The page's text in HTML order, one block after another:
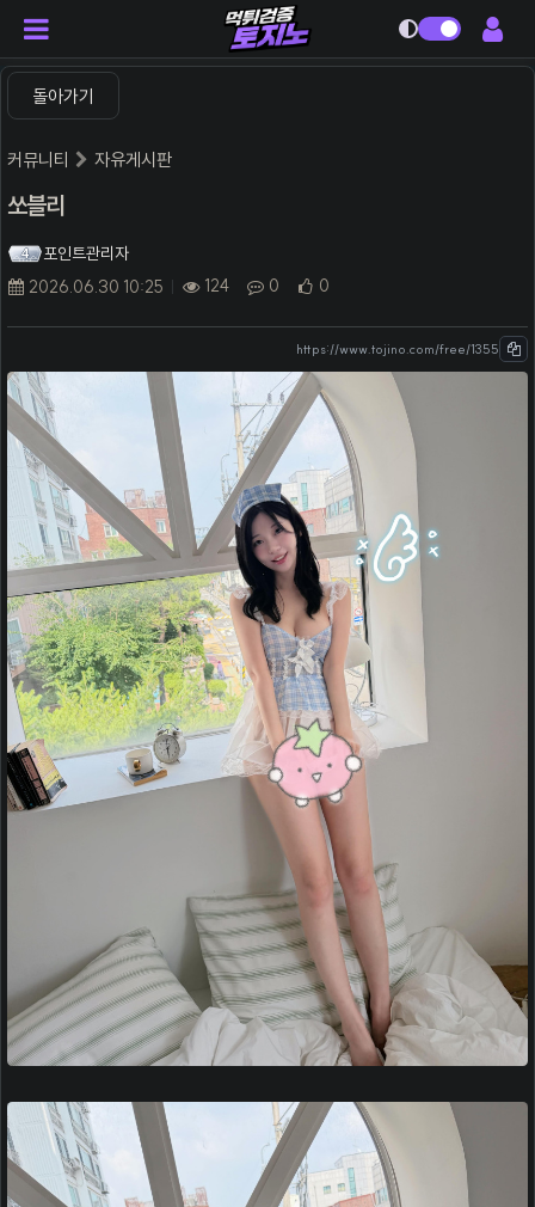
다크모드
돌아가기
커뮤니티 자유게시판
쏘블리
포인트관리자
2026.06.30 10:25
124 0 0
https://www.tojino.com/free/1355
본문